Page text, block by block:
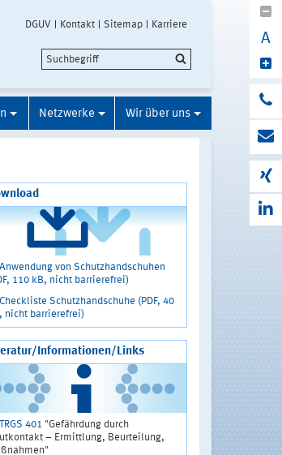
DGUV Kontakt Sitemap Karriere
A
Netzwerke Wir über uns
Anwendung von Schutzhandschuhen
110 kB, nicht barrierefrei)
Checkliste Schutzhandschuhe (PDF, 40
nicht barrierefrei)
Informationen/Links
TRGS 401 "Gefährdung durch
– Ermittlung, Beurteilung,